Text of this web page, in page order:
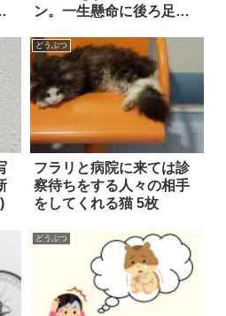
ン。一生懸命に後ろ足を
る！
どうぶつ
フラリと病院に来ては診
察待ちをする人々の相手
をしてくれる猫 5枚
どうぶつ